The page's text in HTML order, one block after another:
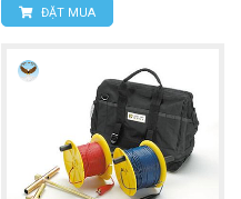
ĐẶT MUA